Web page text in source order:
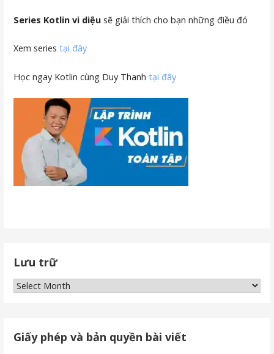
Series Kotlin vi diệu sẽ giải thích cho bạn những điều đó
Xem seriestại đây
Học ngay Kotlin cùng Duy Thanhtại đây
Lưu trữ
Lưu
Giấy phép và bản quyền bài viết